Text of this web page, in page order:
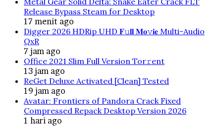
Release Bypass Steam for Desktop
17 menit ago
Digger 2026 HDRip UHD 𝐅𝚞𝐥𝐥 𝐌𝐨𝚟𝐢𝐞 Multi-Audio
QxR
7 jam ago
Office 2021 Slim Full Version Tor𝚛ent
13 jam ago
ReGet Deluxe Activated [Clean] Tested
19 jam ago
Avatar: Frontiers of Pandora Crack Fixed
Compressed Repack Desktop Version 2026
1 hari ago